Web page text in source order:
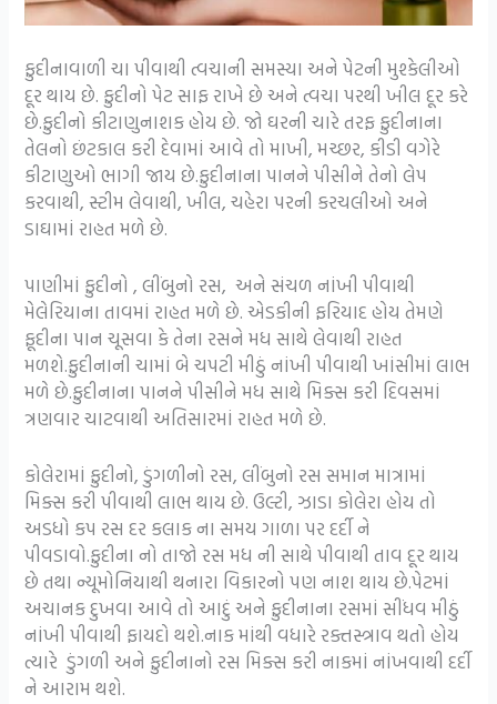
ફુદીનાવાળી ચા પીવાથી ત્વચાની સમસ્યા અને પેટની મુશ્કેલીઓ
દૂર થાય છે. ફુદીનો પેટ સાફ રાખે છે અને ત્વચા પરથી ખીલ દૂર કરે
છે.ફુદીનો કીટાણુનાશક હોય છે. જો ઘરની ચારે તરફ ફુદીનાના
તેલનો છંટકાલ કરી દેવામાં આવે તો માખી, મચ્છર, કીડી વગેરે
કીટાણુઓ ભાગી જાય છે.ફુદીનાના પાનને પીસીને તેનો લેપ
કરવાથી, સ્ટીમ લેવાથી, ખીલ, ચહેરા પરની કરચલીઓ અને
ડાઘામાં રાહત મળે છે.
પાણીમાં ફુદીનો , લીંબુનો રસ, અને સંચળ નાંખી પીવાથી
મેલેરિયાના તાવમાં રાહત મળે છે. એડકીની ફરિયાદ હોય તેમણે
ફૂદીના પાન ચૂસવા કે તેના રસને મધ સાથે લેવાથી રાહત
મળશે.ફુદીનાની ચામાં બે ચપટી મીઠું નાંખી પીવાથી ખાંસીમાં લાભ
મળે છે.ફુદીનાના પાનને પીસીને મધ સાથે મિક્સ કરી દિવસમાં
ત્રણવાર ચાટવાથી અતિસારમાં રાહત મળે છે.
કોલેરામાં ફુદીનો, ડુંગળીનો રસ, લીંબુનો રસ સમાન માત્રામાં
મિક્સ કરી પીવાથી લાભ થાય છે. ઉલ્ટી, ઝાડા કોલેરા હોય તો
અડધો કપ રસ દર કલાક ના સમય ગાળા પર દર્દી ને
પીવડાવો.ફુદીના નો તાજો રસ મધ ની સાથે પીવાથી તાવ દૂર થાય
છે તથા ન્યૂમોનિયાથી થનારા વિકારનો પણ નાશ થાય છે.પેટમાં
અચાનક દુખવા આવે તો આદું અને ફુદીનાના રસમાં સીંધવ મીઠું
નાંખી પીવાથી ફાયદો થશે.નાક માંથી વધારે રક્તસ્ત્રાવ થતો હોય
ત્યારે ડુંગળી અને ફુદીનાનો રસ મિક્સ કરી નાકમાં નાંખવાથી દર્દી
ને આરામ થશે.